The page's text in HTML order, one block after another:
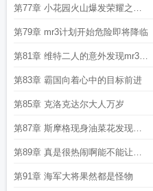
第77章 小花园火山爆发荣耀之战
再起
第79章 mr3计划开始危险即将降临
第81章 维特二人的意外发现mr3计
划失败
第83章 霸国向着心中的目标前进
第85章 克洛克达尔大人万岁
第87章 斯摩格现身油菜花发现黑
龙海贼团
第89章 真是很热闹啊能不能让我
也加入你们
第91章 海军大将果然都是怪物